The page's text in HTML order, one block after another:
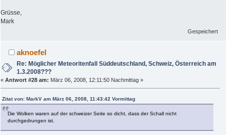
Grüsse,
Mark
Gespeichert
aknoefel
Re: Möglicher Meteoritenfall Süddeutschland, Schweiz, Österreich am
1.3.2008???
« Antwort #28 am: März 06, 2008, 12:11:50 Nachmittag »
Zitat von: MarkV am März 06, 2008, 11:43:42 Vormittag
Die Wolken waren auf der schweizer Seite so dicht, dass der Schall nicht
durchgedrungen ist.